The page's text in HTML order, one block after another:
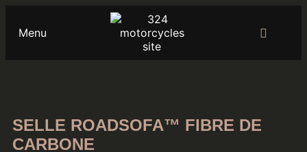
Menu
SELLE ROADSOFA™ FIBRE DE
CARBONE